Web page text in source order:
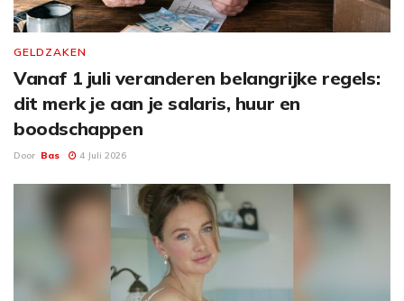
GELDZAKEN
Vanaf 1 juli veranderen belangrijke regels:
dit merk je aan je salaris, huur en
boodschappen
Door Bas 4 Juli 2026